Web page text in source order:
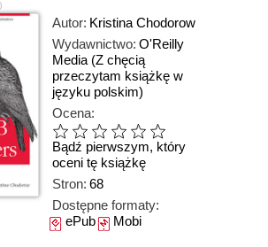
Autor: Kristina Chodorow
Wydawnictwo: O'Reilly
Media (Z chęcią
przeczytam książkę w
języku polskim)
Ocena:
Bądź pierwszym, który
oceni tę książkę
Stron: 68
Dostępne formaty:
ePubMobi